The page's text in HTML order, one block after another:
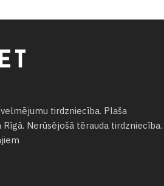
tirdzniecība. Plaša
Nerūsējošā tērauda tirdzniecība.